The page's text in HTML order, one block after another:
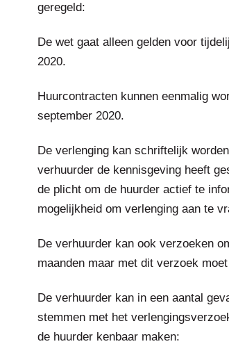
geregeld:
De wet gaat alleen gelden voor
2020.
Huurcontracten kunnen eenmalig
september 2020.
De verlenging kan schriftelijk
verhuurder de kennisgeving heeft
de plicht om de huurder actief te
mogelijkheid om verlenging aan te
De verhuurder kan ook verzoeken
maanden maar met dit verzoek
De verhuurder kan in een aantal
stemmen met het
de huurder kenbaar maken: